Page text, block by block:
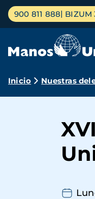
Pasar
contenido
Menú
principal
900 811 888 BIZUM
Ruta
Inicio Nuestras